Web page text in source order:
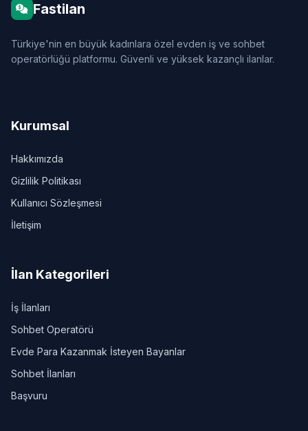
Fastilan
Türkiye'nin en büyük kadınlara özel evden iş ve sohbet
operatörlüğü platformu. Güvenli ve yüksek kazançlı ilanlar.
Kurumsal
Hakkımızda
Gizlilik Politikası
Kullanıcı Sözleşmesi
İletişim
İlan Kategorileri
İş İlanları
Sohbet Operatörü
Evde Para Kazanmak İsteyen Bayanlar
Sohbet İlanları
Başvuru